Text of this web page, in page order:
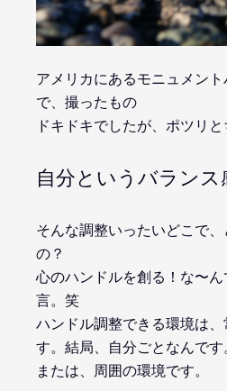
アメリカにあるモニュメン
で、撮ったもの
ドキドキでしたが、ポツリ
自分というバランス
そんな調整いったいどこで
の？
心のハンドルを創る！な〜
言。笑
ハンドル調整できる環境は
す。結局、自分ごとなんです
または、周囲の環境です。